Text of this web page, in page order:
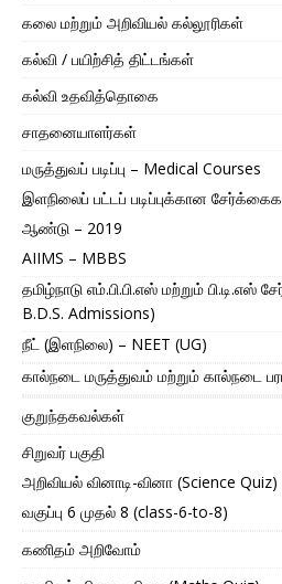
கலை மற்றும் அறிவியல் கல்லூரிகள்
கல்வி / பயிற்சித் திட்டங்கள்
கல்வி உதவித்தொகை
சாதனையாளர்கள்
மருத்துவப் படிப்பு – Medical Courses
இளநிலைப் பட்டப் படிப்புக்கான
ஆண்டு – 2019
AIIMS – MBBS
தமிழ்நாடு எம்.பி.பி.எஸ் மற்றும்
B.D.S. Admissions)
நீட் (இளநிலை) – NEET (UG)
கால்நடை மருத்துவம் மற்றும் கால்நடை
குறுந்தகவல்கள்
சிறுவர் பகுதி
அறிவியல் வினாடி-வினா (Science Quiz)
வகுப்பு 6 முதல் 8 (class-6-to-8)
கணிதம் அறிவோம்